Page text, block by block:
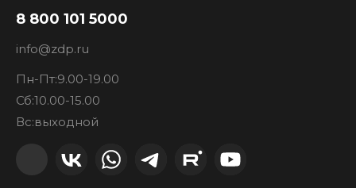
8 800 101 5000
info@zdp.ru
Пн-Пт:9.00-19.00
Сб:10.00-15.00
Вс:выходной